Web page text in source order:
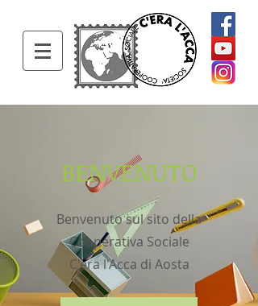
BENVENUTO
Benvenuto sul sito della
Cooperativa Sociale
C'era l'Acca di Aosta